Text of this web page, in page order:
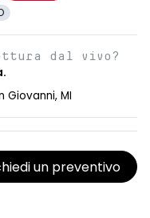
dal vivo?
Giovanni, MI
un preventivo